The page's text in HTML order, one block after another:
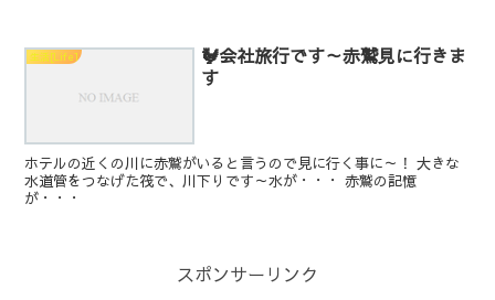
生活[Life]
🐓会社旅行です～赤鷲見に行きま
す
ホテルの近くの川に赤鷲がいると言うので見に行く事に～！ 大きな
水道管をつなげた筏で、川下りです～水が・・・ 赤鷲の記憶
が・・・
スポンサーリンク